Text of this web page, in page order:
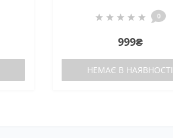
0
999₴
НЕМАЄ В НАЯВНОСТІ